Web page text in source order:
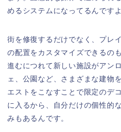
めるシステムになってるんですよ
街を修復するだけでなく、プレ
の配置をカスタマイズできるの
進むにつれて新しい施設がアン
ェ、公園など、さまざまな建物
エストをこなすことで限定のデ
に入るから、自分だけの個性的
みもあるんです。